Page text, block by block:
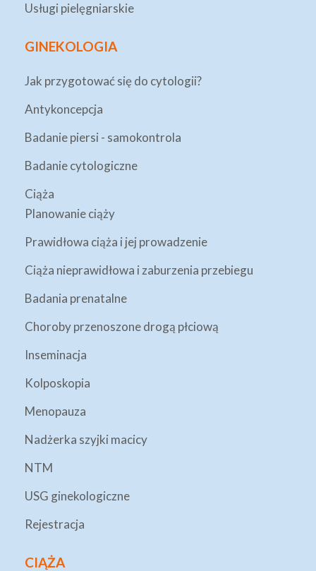
Usługi pielęgniarskie
GINEKOLOGIA
Jak przygotować się do cytologii?
Antykoncepcja
Badanie piersi - samokontrola
Badanie cytologiczne
Ciąża
Planowanie ciąży
Prawidłowa ciąża i jej prowadzenie
Ciąża nieprawidłowa i zaburzenia przebiegu
Badania prenatalne
Choroby przenoszone drogą płciową
Inseminacja
Kolposkopia
Menopauza
Nadżerka szyjki macicy
NTM
USG ginekologiczne
Rejestracja
CIĄŻA